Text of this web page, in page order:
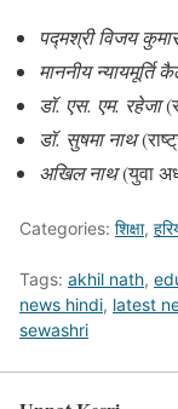
पद्मश्री विजय
माननीय न्यायमूर्ति
डॉ. एस. एम. रहेजा
डॉ. सुषमा नाथ
अखिल नाथ(युवा
Categories: शिक्षा,
Tags: akhil nath,
news hindi, latest
sewashri